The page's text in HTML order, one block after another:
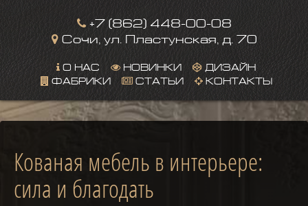
+7 (862) 448-00-08
Сочи, ул. Пластунская, д. 70
О НАС НОВИНКИ ДИЗАЙН
ФАБРИКИ СТАТЬИ КОНТАКТЫ
OK
Кованая мебель в интерьере:
сила и благодать